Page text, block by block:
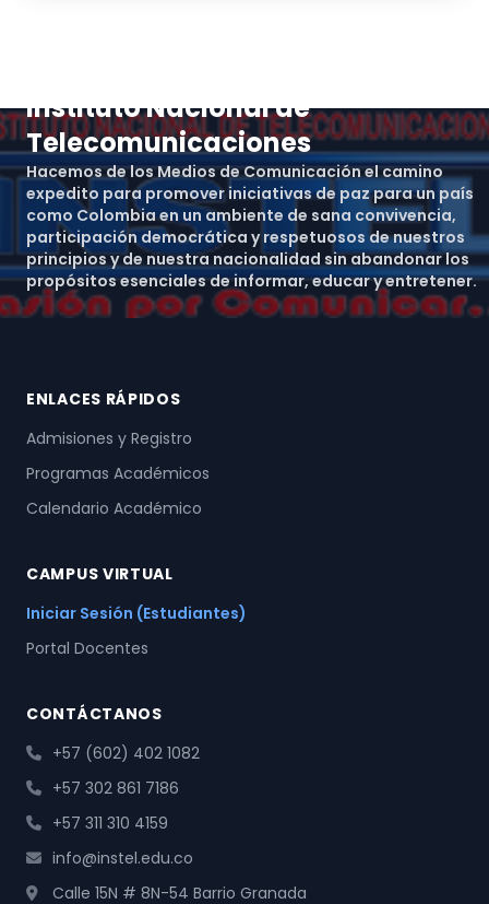
Instituto Nacional de
Telecomunicaciones
Hacemos de los Medios de Comunicación el camino
expedito para promover iniciativas de paz para un país
como Colombia en un ambiente de sana convivencia,
participación democrática y respetuosos de nuestros
principios y de nuestra nacionalidad sin abandonar los
propósitos esenciales de informar, educar y entretener.
ENLACES RÁPIDOS
Admisiones y Registro
Programas Académicos
Calendario Académico
CAMPUS VIRTUAL
Iniciar Sesión (Estudiantes)
Portal Docentes
CONTÁCTANOS
+57 (602) 402 1082
+57 302 861 7186
+57 311 310 4159
info@instel.edu.co
Calle 15N # 8N-54 Barrio Granada